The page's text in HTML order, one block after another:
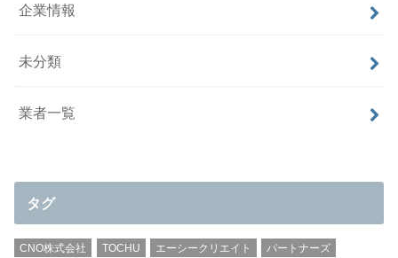
企業情報
未分類
業者一覧
タグ
CNO株式会社 TOCHU エーシークリエイト
パートナーズ